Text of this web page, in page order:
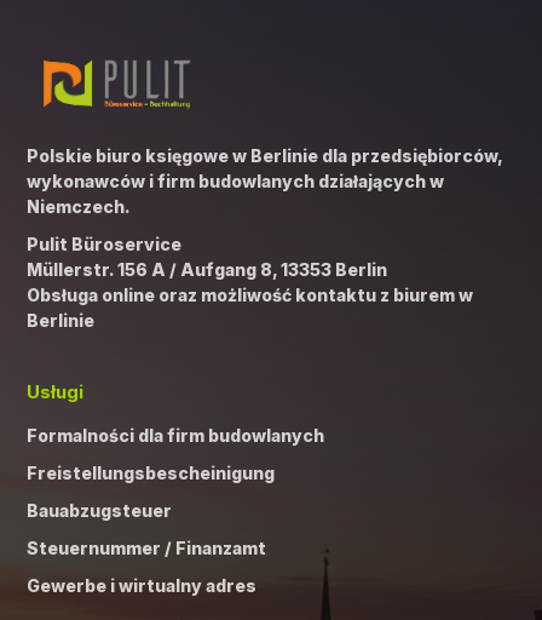
Polskie biuro księgowe w Berlinie dla przedsiębiorców,
wykonawców i firm budowlanych działających w
Niemczech.
Pulit Büroservice
Müllerstr. 156 A / Aufgang 8, 13353 Berlin
Obsługa online oraz możliwość kontaktu z biurem w
Berlinie
Usługi
Formalności dla firm budowlanych
Freistellungsbescheinigung
Bauabzugsteuer
Steuernummer / Finanzamt
Gewerbe i wirtualny adres